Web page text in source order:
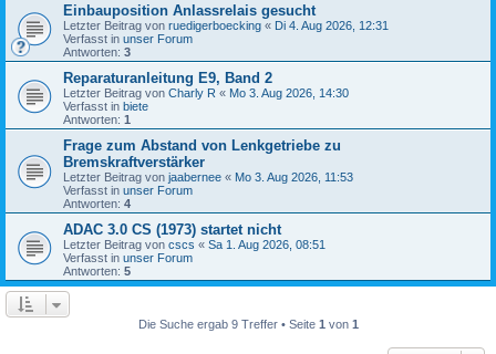
Einbauposition Anlassrelais gesucht
Letzter Beitrag von ruedigerboecking « Di 4. Aug 2026, 12:31
Verfasst in unser Forum
Antworten: 3
Reparaturanleitung E9, Band 2
Letzter Beitrag von Charly R « Mo 3. Aug 2026, 14:30
Verfasst in biete
Antworten: 1
Frage zum Abstand von Lenkgetriebe zu
Bremskraftverstärker
Letzter Beitrag von jaabernee « Mo 3. Aug 2026, 11:53
Verfasst in unser Forum
Antworten: 4
ADAC 3.0 CS (1973) startet nicht
Letzter Beitrag von cscs « Sa 1. Aug 2026, 08:51
Verfasst in unser Forum
Antworten: 5
Die Suche ergab 9 Treffer • Seite 1 von 1